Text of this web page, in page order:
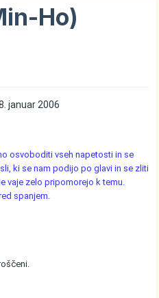
Ho)
januar 2006
osvoboditi vseh napetosti in se
ki se nam podijo po glavi in se zliti
vaje zelo pripomorejo k temu.
spanjem.